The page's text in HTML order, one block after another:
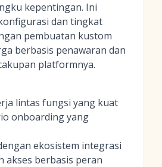
kepentingan. Ini
dan tingkat
pembuatan kustom
berbasis penawaran dan
platformnya.
lintas fungsi yang kuat
onboarding yang
ekosistem integrasi
akses berbasis peran